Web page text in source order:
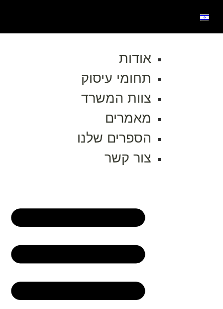
אודות
תחומי עיסוק
צוות המשרד
מאמרים
הספרים שלנו
צור קשר